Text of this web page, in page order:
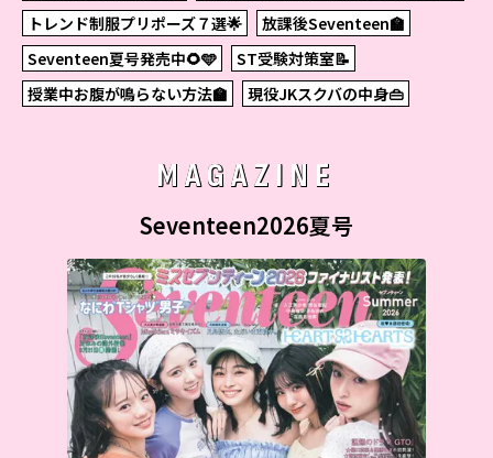
トレンド制服プリポーズ７選🌟
放課後Seventeen🏫
Seventeen夏号発売中🌻🩵
ST受験対策室📝
授業中お腹が鳴らない方法🏫
現役JKスクバの中身👜
MAGAZINE
Seventeen2026夏号